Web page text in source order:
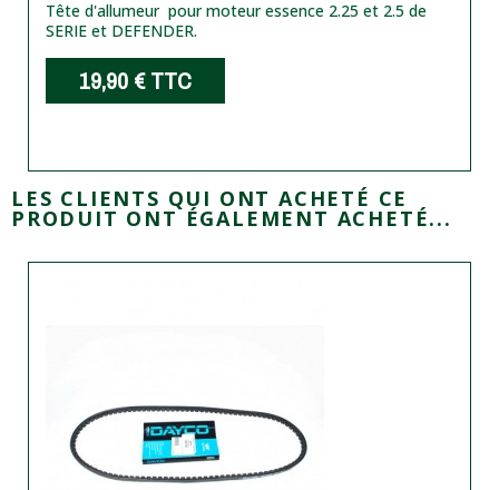
Tête d'allumeur pour moteur essence 2.25 et 2.5 de
SERIE et DEFENDER.
19,90 €TTC
LES CLIENTS QUI ONT ACHETÉ CE
PRODUIT ONT ÉGALEMENT ACHETÉ...